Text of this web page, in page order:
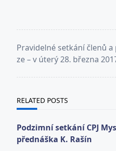
<span
class="nav-
text">Page</span>
Pravidelné setkání členů
ze – v úterý 28. března
RELATED POSTS
Podzimní setkání CPJ
přednáška K. Rašín